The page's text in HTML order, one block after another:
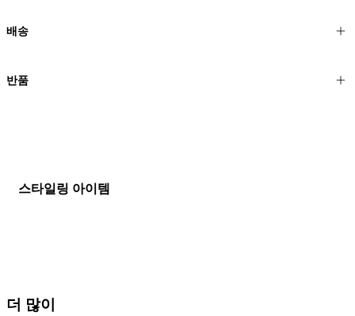
배송
고객님의 위치에 따라 일반 배송과 익스프레스 배송을 제공합니다.
세일 기간에는 배송이 다소 지연될 수 있습니다. 궁금하신 점이 있거
나 도움이 필요하신 경우 고객센터로 문의해 주세요.
반품
스타일링 아이템
더 많이